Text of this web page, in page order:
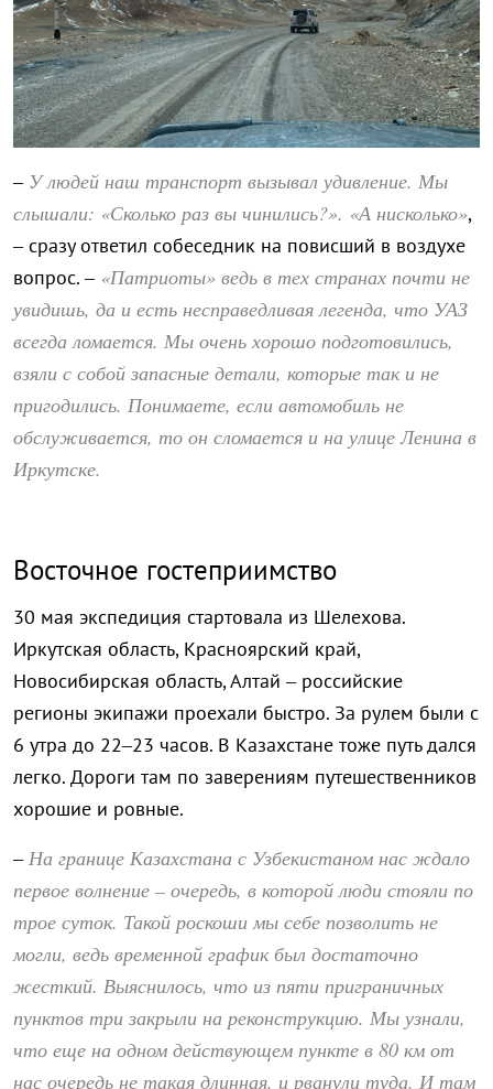
– У людей наш транспорт вызывал удивление. Мы
слышали: «Сколько раз вы чинились?». «А нисколько»,
– сразу ответил собеседник на повисший в воздухе
вопрос. – «Патриоты» ведь в тех странах почти не
увидишь, да и есть несправедливая легенда, что УАЗ
всегда ломается. Мы очень хорошо подготовились,
взяли с собой запасные детали, которые так и не
пригодились. Понимаете, если автомобиль не
обслуживается, то он сломается и на улице Ленина в
Иркутске.
Восточное гостеприимство
30 мая экспедиция стартовала из Шелехова.
Иркутская область, Красноярский край,
Новосибирская область, Алтай – российские
регионы экипажи проехали быстро. За рулем были с
6 утра до 22–23 часов. В Казахстане тоже путь дался
легко. Дороги там по заверениям путешественников
хорошие и ровные.
–На границе Казахстана с Узбекистаном нас ждало
первое волнение – очередь, в которой люди стояли по
трое суток. Такой роскоши мы себе позволить не
могли, ведь временной график был достаточно
жесткий. Выяснилось, что из пяти приграничных
пунктов три закрыли на реконструкцию. Мы узнали,
что еще на одном действующем пункте в 80 км от
нас очередь не такая длинная, и рванули туда. И там